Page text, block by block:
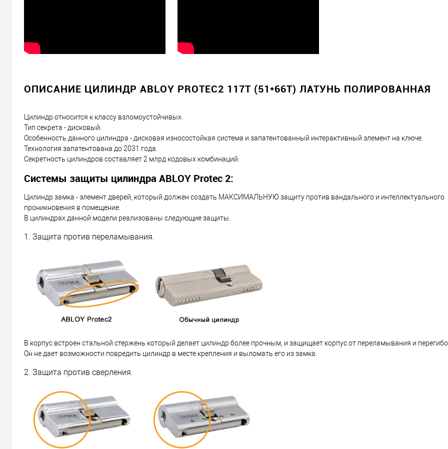
ОПИСАНИЕ ЦИЛИНДР ABLOY PROTEC2 117T (51*66T) ЛАТУНЬ ПОЛИРОВАННАЯ
Цилиндр относится к классу взломоустойчивых.
Тип секрета - дисковый.
Особенность данного цилиндра - дисковая износостойкая система и запатентованный интерактивный элемент на ключе.
Технология запатентована до 2031 года.
Секретность цилиндров составляет 2 млрд кодовых комбинаций.
Системы защиты цилиндра ABLOY Protec 2:
Цилиндр замка - элемент дверей, который должен создать МАКСИМАЛЬНУЮ защиту против вандального и интеллектуального
проникновения в помещение.
В цилиндрах данной модели реализованы следующие защиты.
1. Защита против переламывания.
В корпус встроен стальной стержень который делает цилиндр более прочным, и защищает корпус от переламывания и
Он не дает возможности повредить цилиндр в месте крепления и выломать его из замка.
2. Защита против сверления.